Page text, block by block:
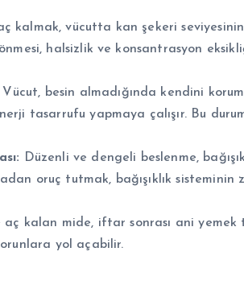
kalmak, vücutta kan şekeri
halsizlik ve konsantrasyon
Vücut, besin almadığında kendini
tasarrufu yapmaya çalışır. Bu
Düzenli ve dengeli beslenme,
oruç tutmak, bağışıklık sisteminin
aç kalan mide, iftar sonrası ani
yol açabilir.